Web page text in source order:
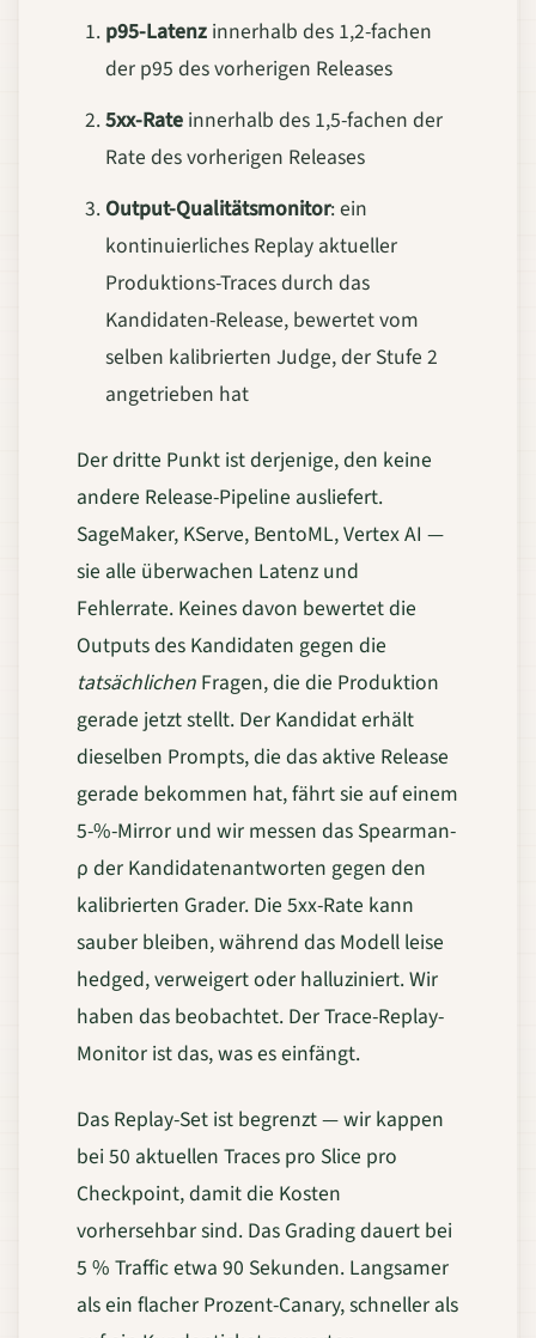
p95-Latenz innerhalb des 1,2-fachen
der p95 des vorherigen Releases
5xx-Rate innerhalb des 1,5-fachen der
Rate des vorherigen Releases
Output-Qualitätsmonitor: ein
kontinuierliches Replay aktueller
Produktions-Traces durch das
Kandidaten-Release, bewertet vom
selben kalibrierten Judge, der Stufe 2
angetrieben hat
Der dritte Punkt ist derjenige, den keine
andere Release-Pipeline ausliefert.
SageMaker, KServe, BentoML, Vertex AI —
sie alle überwachen Latenz und
Fehlerrate. Keines davon bewertet die
Outputs des Kandidaten gegen die
tatsächlichen Fragen, die die Produktion
gerade jetzt stellt. Der Kandidat erhält
dieselben Prompts, die das aktive Release
gerade bekommen hat, fährt sie auf einem
5-%-Mirror und wir messen das Spearman-
ρ der Kandidatenantworten gegen den
kalibrierten Grader. Die 5xx-Rate kann
sauber bleiben, während das Modell leise
hedged, verweigert oder halluziniert. Wir
haben das beobachtet. Der Trace-Replay-
Monitor ist das, was es einfängt.
Das Replay-Set ist begrenzt — wir kappen
bei 50 aktuellen Traces pro Slice pro
Checkpoint, damit die Kosten
vorhersehbar sind. Das Grading dauert bei
5 % Traffic etwa 90 Sekunden. Langsamer
als ein flacher Prozent-Canary, schneller als